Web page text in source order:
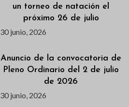
un torneo de natación el
próximo 26 de julio
30 junio, 2026
Anuncio de la convocatoria de
Pleno Ordinario del 2 de julio
de 2026
30 junio, 2026